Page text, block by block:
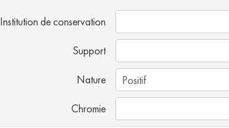
Institution de conservation
Support
Nature
Chromie